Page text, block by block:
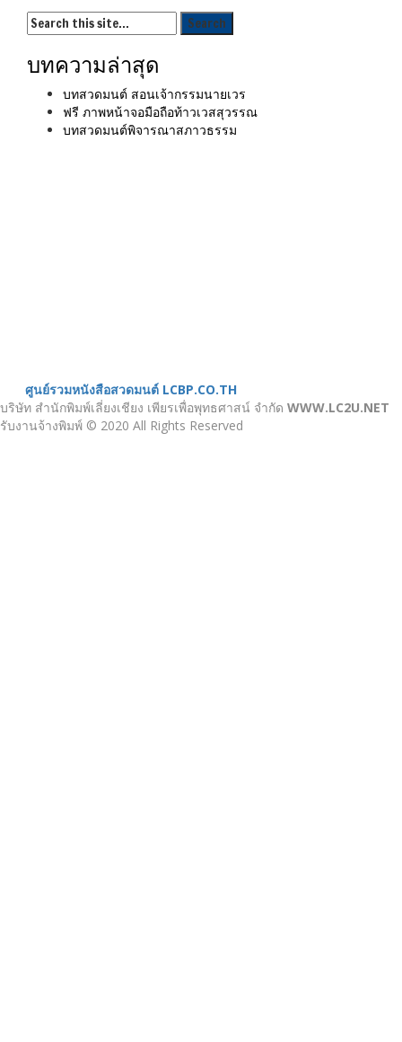
บทความล่าสุด
บทสวดมนต์ สอนเจ้ากรรมนายเวร
ฟรี ภาพหน้าจอมือถือท้าวเวสสุวรรณ
บทสวดมนต์พิจารณาสภาวธรรม
ศูนย์รวมหนังสือสวดมนต์ LCBP.CO.TH
บริษัท สำนักพิมพ์เลี่ยงเชียง เพียรเพื่อพุทธศาสน์ จำกัด WWW.LC2U.NET
รับงานจ้างพิมพ์ © 2020 All Rights Reserved